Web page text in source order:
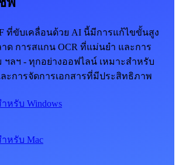
ที่ขับเคลื่อนด้วย AI นี้มีการแก้ไขขั้นสูง
ด การสแกน OCR ที่แม่นยำ และการ
ลฯ - ทุกอย่างออฟไลน์ เหมาะสำหรับ
ะการจัดการเอกสารที่มีประสิทธิภาพ
หรับ Windows
หรับ Mac